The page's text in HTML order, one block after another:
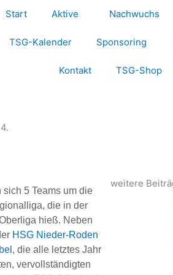
Start Aktive Nachwuchs
TSG-Kalender Sponsoring
Kontakt TSG-Shop
sich 5 Teams um die
die in der
hieß. Neben
HSG Nieder-Roden
, die alle letztes Jahr
vervollständigten
weitere